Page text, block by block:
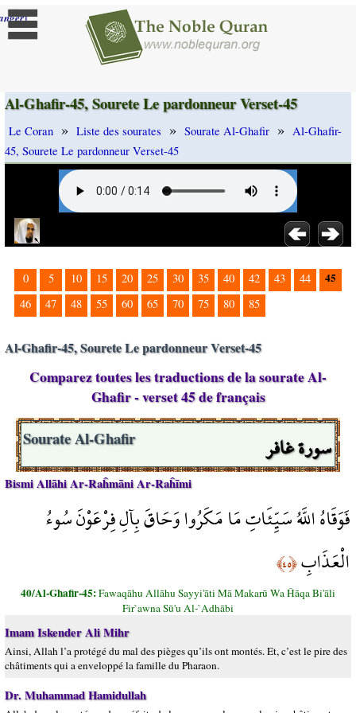
]
Al-Ghafir-45, Sourete Le pardonneur Verset-45
Le Coran » Liste des sourates » Sourate Al-Ghafir » Al-Ghafir-
45, Sourete Le pardonneur Verset-45
0 5 10 15 20 25 30 35 40 42 43 44 45
46 47 48 55 60 65 70 75 80 85
Al-Ghafir-45, Sourete Le pardonneur Verset-45
Comparez toutes les traductions de la sourate Al-
Ghafir - verset 45 de français
سورة غافر Sourate Al-Ghafir
Bismi Allāhi Ar-Raĥmāni Ar-Raĥīmi
فَوَقَاهُ اللَّهُ سَيِّئَاتِ مَا مَكَرُوا وَحَاقَ بِآلِ فِرْعَوْنَ سُوءُ
الْعَذَابِ﴿٤٥﴾
40/Al-Ghafir-45:Fawaqāhu Allāhu Sayyi'āti Mā Makarū Wa Ĥāqa Bi'āli
Fir`awna Sū'u Al-`Adhābi
Imam Iskender Ali Mihr
Ainsi, Allah l’a protégé du mal des pièges qu’ils ont montés. Et, c’est le pire des
châtiments qui a enveloppé la famille du Pharaon.
Dr. Muhammad Hamidullah